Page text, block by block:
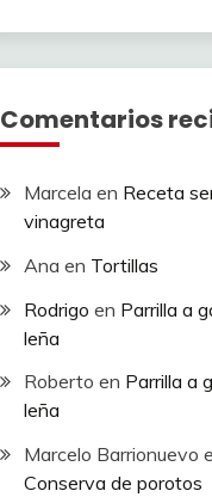
Comentarios
Marcela en Receta
vinagreta
Ana en Tortillas
Rodrigo en Parrilla a
leña
Roberto en Parrilla a
leña
Marcelo Barrionuevo
Conserva de porotos